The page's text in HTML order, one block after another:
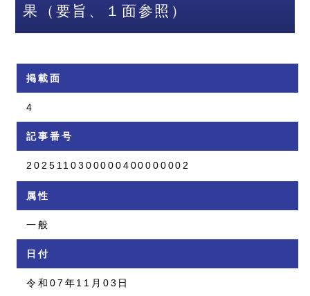
果（要旨、１面参照）
掲載面
4
記事番号
2025110300000400000002
属性
一般
日付
令和07年11月03日